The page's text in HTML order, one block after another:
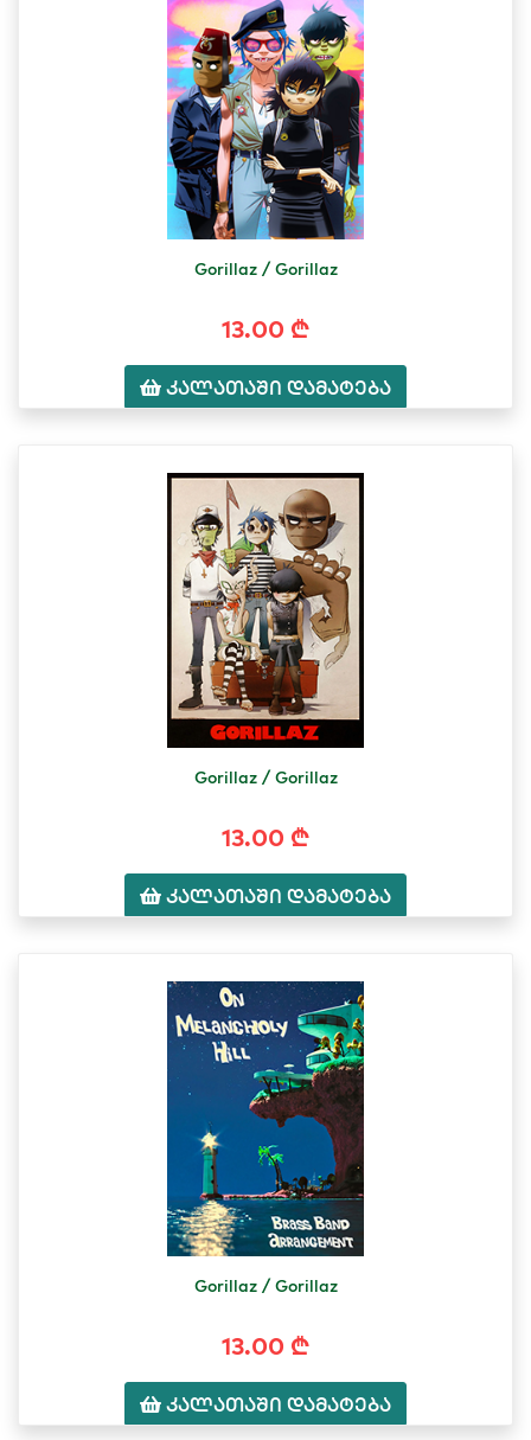
Gorillaz / Gorillaz
13.00 ₾
კალათაში დამატება
Gorillaz / Gorillaz
13.00 ₾
კალათაში დამატება
Gorillaz / Gorillaz
13.00 ₾
კალათაში დამატება